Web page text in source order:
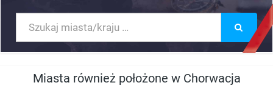
Miasta również położone w Chorwacja